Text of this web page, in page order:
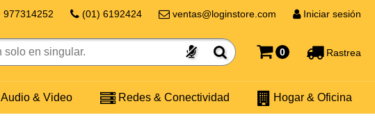
977314252 (01) 6192424 ventas@loginstore.com Iniciar sesión
0 Rastrea
Audio & Video Redes & Conectividad Hogar & Oficina